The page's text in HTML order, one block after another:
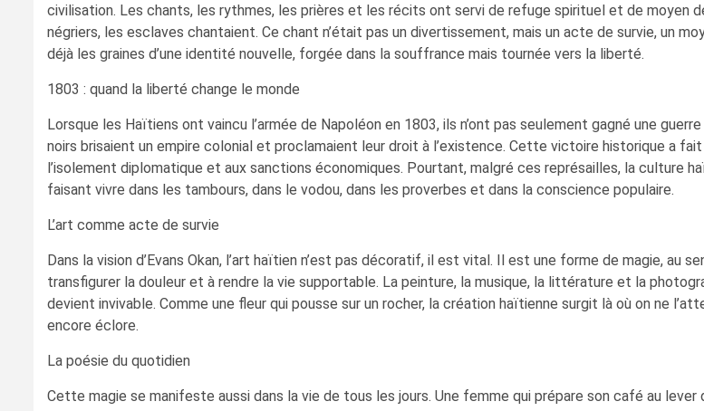
civilisation. Les chants, les rythmes, les prières et les récits ont servi de refuge spirituel et de moyen
négriers, les esclaves chantaient. Ce chant n’était pas un divertissement, mais un acte de survie, un
déjà les graines d’une identité nouvelle, forgée dans la souffrance mais tournée vers la liberté.
1803 : quand la liberté change le monde
Lorsque les Haïtiens ont vaincu l’armée de Napoléon en 1803, ils n’ont pas seulement gagné une
noirs brisaient un empire colonial et proclamaient leur droit à l’existence. Cette victoire historique a fait
l’isolement diplomatique et aux sanctions économiques. Pourtant, malgré ces représailles, la culture
faisant vivre dans les tambours, dans le vodou, dans les proverbes et dans la conscience populaire.
L’art comme acte de survie
Dans la vision d’Evans Okan, l’art haïtien n’est pas décoratif, il est vital. Il est une forme de magie, au
transfigurer la douleur et à rendre la vie supportable. La peinture, la musique, la littérature et la
devient invivable. Comme une fleur qui pousse sur un rocher, la création haïtienne surgit là où on ne
encore éclore.
La poésie du quotidien
Cette magie se manifeste aussi dans la vie de tous les jours. Une femme qui prépare son café au